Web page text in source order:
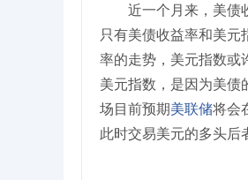
近一个月来，美债
只有美债收益率和美
率的走势，美元指数或
美元指数，是因为美债
场目前预期美联储将会
此时交易美元的多头后